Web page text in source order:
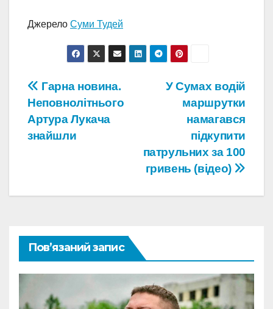
Джерело Суми Тудей
Навігація
записів
У Сумах водій
маршрутки
намагався
підкупити
патрульних за 100
гривень (відео)
Гарна новина.
Неповнолітнього
Артура Лукача
знайшли
Пов’язаний запис